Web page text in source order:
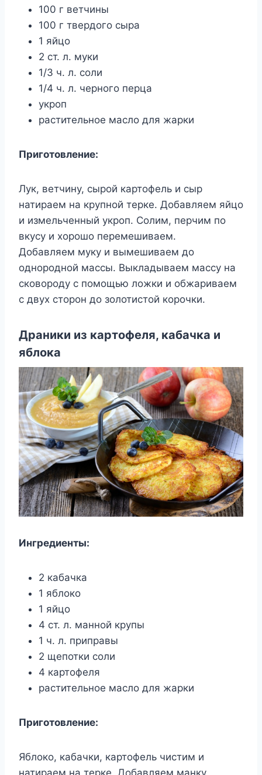
100 г ветчины
100 г твердого сыра
1 яйцо
2 ст. л. муки
1/3 ч. л. соли
1/4 ч. л. черного перца
укроп
растительное масло для жарки
Приготовление:
Лук, ветчину, сырой картофель и сыр
натираем на крупной терке. Добавляем яйцо
и измельченный укроп. Солим, перчим по
вкусу и хорошо перемешиваем.
Добавляем муку и вымешиваем до
однородной массы. Выкладываем массу на
сковороду с помощью ложки и обжариваем
с двух сторон до золотистой корочки.
Драники из картофеля, кабачка и
яблока
Ингредиенты:
2 кабачка
1 яблоко
1 яйцо
4 ст. л. манной крупы
1 ч. л. приправы
2 щепотки соли
4 картофеля
растительное масло для жарки
Приготовление:
Яблоко, кабачки, картофель чистим и
натираем на терке. Добавляем манку,